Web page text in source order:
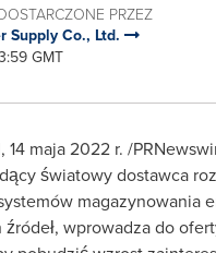
PRZEZ
Supply Co., Ltd.
GMT
, 14 maja 2022 r. /
światowy dostawca
magazynowania
wprowadza do